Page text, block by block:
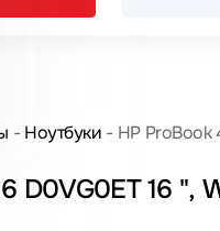
Ноутбуки HP ProBook
D0VG0ET 16 ",